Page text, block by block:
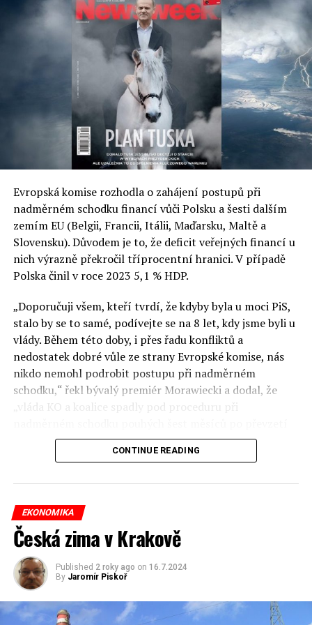
UP NEXT
PKN Orlen se zaměří na Česko
DON'T MISS
Kupte si levná „polská vejce“, ale v Polsku
Jaromír Piskoř
redaktor a editor polskodnes.cz
Evropská komise rozhodla o zahájení postupů při
nadměrném schodku financí vůči Polsku a šesti dalším
zemím EU (Belgii, Francii, Itálii, Maďarsku, Maltě a
Slovensku). Důvodem je to, že deficit veřejných financí u
nich výrazně překročil tříprocentní hranici. V případě
Polska činil v roce 2023 5,1 % HDP.
„Doporučuji všem, kteří tvrdí, že kdyby byla u moci PiS,
stalo by se to samé, podívejte se na 8 let, kdy jsme byli u
vlády. Během této doby, i přes řadu konfliktů a
nedostatek dobré vůle ze strany Evropské komise, nás
nikdo nemohl podrobit postupu při nadměrném
schodku,“ řekl bývalý premiér Morawiecki a dodal, že
„vláda KO a koalice spadly pod proceduru při
kdy byl více než 10 měsíců Morawiecki premiérem.
Prezident Institutu veřejných financí Sławomir Dudek
tvrdí, že v roce 2023 si byl Morawiecki vědom, že mu
hrozí procedura apři nadměrném schodku, ale snažil se
to před Poláky utajit, aby před volbami nerozproudil
diskuzi o stavu veřejných financí. Navíc rozpočet na rok
2024 je návrhem Morawieckého vlády a předpokládal
schodek 4,5 % HDP.
CONTINUE READING
EKONOMIKA
Česká zima v Krakově
Published 2 roky ago on 16.7.2024
By Jaromír Piskoř